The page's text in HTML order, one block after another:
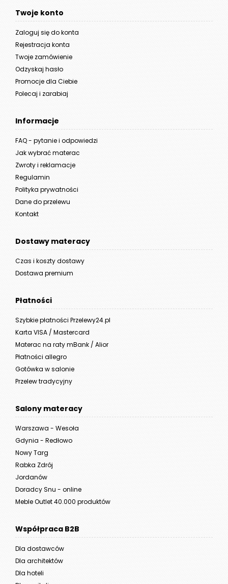
Twoje konto
Zaloguj się do konta
Rejestracja konta
Twoje zamówienie
Odzyskaj hasło
Promocje dla Ciebie
Polecaj i zarabiaj
Informacje
FAQ - pytanie i odpowiedzi
Jak wybrać materac
Zwroty i reklamacje
Regulamin
Polityka prywatności
Dane do przelewu
Kontakt
Dostawy materacy
Czas i koszty dostawy
Dostawa premium
Płatności
Szybkie płatności Przelewy24.pl
Karta VISA / Mastercard
Materac na raty mBank / Alior
Płatności allegro
Gotówka w salonie
Przelew tradycyjny
Salony materacy
Warszawa - Wesoła
Gdynia - Redłowo
Nowy Targ
Rabka Zdrój
Jordanów
Doradcy Snu - online
Meble Outlet 40.000 produktów
Współpraca B2B
Dla dostawców
Dla architektów
Dla hoteli